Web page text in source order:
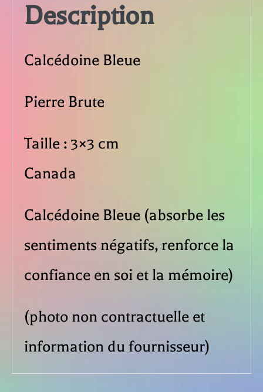
Description
Calcédoine Bleue
Pierre Brute
Taille : 3×3 cm
Canada
Calcédoine Bleue (absorbe les
sentiments négatifs, renforce la
confiance en soi et la mémoire)
(photo non contractuelle et
information du fournisseur)